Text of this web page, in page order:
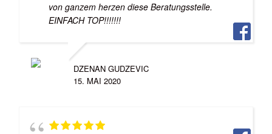
von ganzem herzen diese Beratungsstelle.
EINFACH TOP!!!!!!!
DZENAN GUDZEVIC
15. MAI 2020